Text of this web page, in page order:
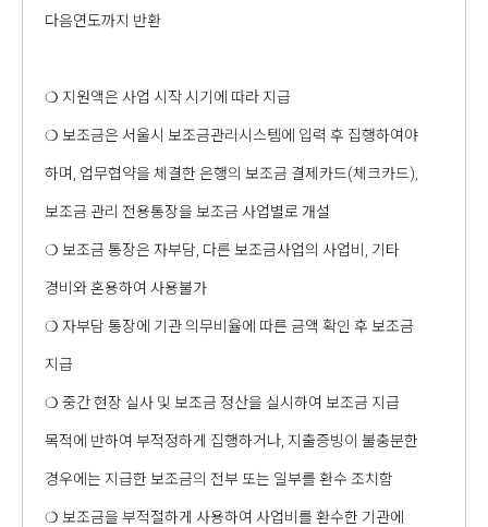
다음연도까지 반환
❍ 지원액은 사업 시작 시기에 따라 지급
❍ 보조금은 서울시 보조금관리시스템에 입력 후 집행하여야
하며, 업무협약을 체결한 은행의 보조금 결제카드(체크카드),
보조금 관리 전용통장을 보조금 사업별로 개설
❍ 보조금 통장은 자부담, 다른 보조금사업의 사업비, 기타
경비와 혼용하여 사용불가
❍ 자부담 통장에 기관 의무비율에 따른 금액 확인 후 보조금
지급
❍ 중간 현장 실사 및 보조금 정산을 실시하여 보조금 지급
목적에 반하여 부적정하게 집행하거나, 지출증빙이 불충분한
경우에는 지급한 보조금의 전부 또는 일부를 환수 조치함
❍ 보조금을 부적절하게 사용하여 사업비를 환수한 기관에